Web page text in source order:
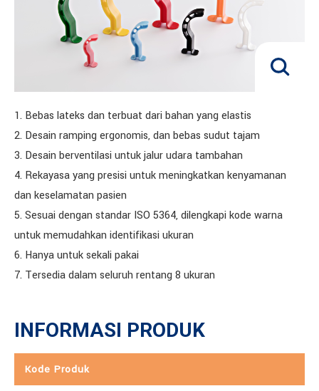
1. Bebas lateks dan terbuat dari bahan yang elastis
2. Desain ramping ergonomis, dan bebas sudut tajam
3. Desain berventilasi untuk jalur udara tambahan
4. Rekayasa yang presisi untuk meningkatkan kenyamanan
dan keselamatan pasien
5. Sesuai dengan standar ISO 5364, dilengkapi kode warna
untuk memudahkan identifikasi ukuran
6. Hanya untuk sekali pakai
7. Tersedia dalam seluruh rentang 8 ukuran
INFORMASI PRODUK
Kode Produk